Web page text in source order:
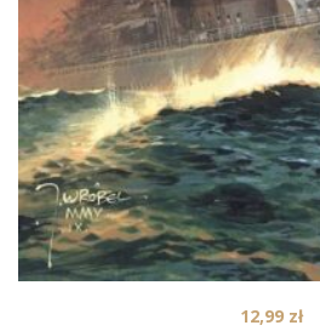
12,99 zł